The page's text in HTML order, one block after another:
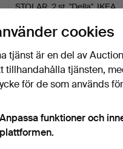
STOLAR, 2 st, "Della", IKEA.
Klubbades 20 jul 2026
100 USD
cookies
tjänst är en del av
tillhandahålla tjänsten,
för de som används
Anpassa funktioner och
plattformen.